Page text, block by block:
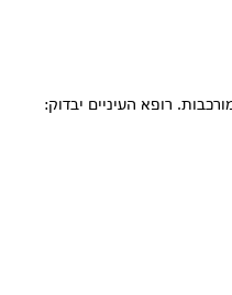
רופא העיניים יבדוק: